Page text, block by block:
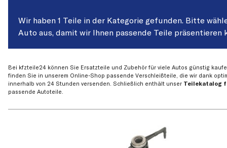
Wir haben 1 Teile in der Kategorie gefunden. Bitte
Auto aus, damit wir Ihnen passende Teile präsentieren
Bei kfzteile24 können Sie Ersatzteile und Zubehör für viele Autos günstig
finden Sie in unserem Online-Shop passende Verschleißteile, die wir dank
innerhalb von 24 Stunden versenden. Schließlich enthält unser Teilekatalog
passende Autoteile.